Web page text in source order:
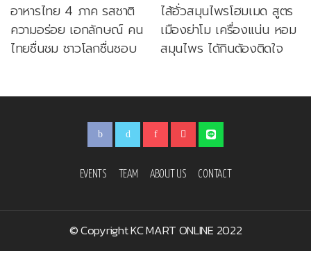
อาหารไทย 4 ภาค รสชาติ
ความอร่อย เอกลักษณ์ คน
ไทยชื่นชม ชาวโลกชื่นชอบ
ไส้อั่วสมุนไพรโฮมเมด สูตร
เมืองย่าโม เครื่องแน่น หอม
สมุนไพร ได้กินต้องติดใจ
EVENTS TEAM ABOUT US CONTACT
© Copyright KC MART ONLINE 2022